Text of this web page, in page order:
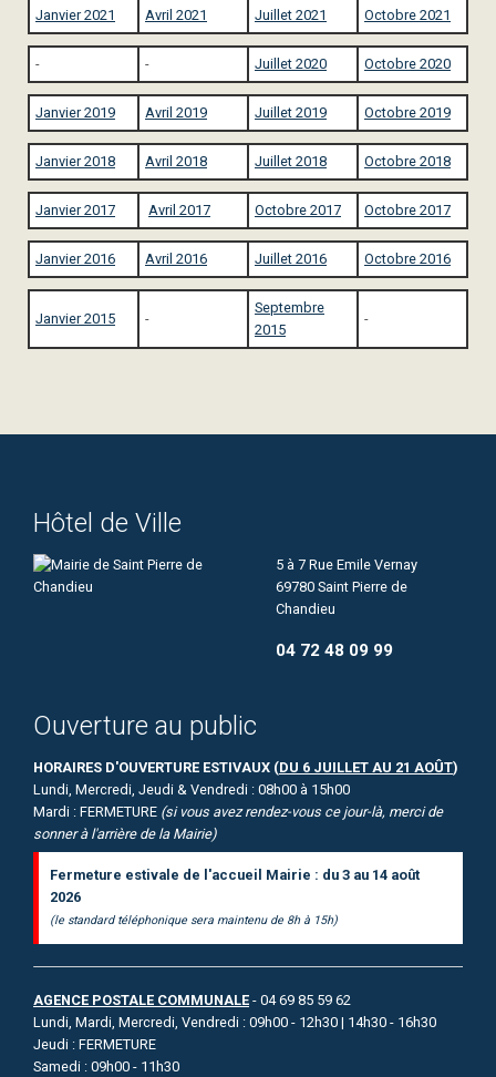
Janvier 2021 Avril 2021 Juillet 2021 Octobre 2021
- - Juillet 2020 Octobre 2020
Janvier 2019 Avril 2019 Juillet 2019 Octobre 2019
Janvier 2018 Avril 2018 Juillet 2018 Octobre 2018
Janvier 2017 Avril 2017 Octobre 2017 Octobre 2017
Janvier 2016 Avril 2016 Juillet 2016 Octobre 2016
Janvier 2015 -
Septembre
2015
-
Hôtel de Ville
5 à 7 Rue Emile Vernay
69780 Saint Pierre de
Chandieu
04 72 48 09 99
Ouverture au public
HORAIRES D'OUVERTURE ESTIVAUX (DU 6 JUILLET AU 21 AOÛT)
Lundi, Mercredi, Jeudi & Vendredi : 08h00 à 15h00
Mardi : FERMETURE (si vous avez rendez-vous ce jour-là, merci de
sonner à l'arrière de la Mairie)
Fermeture estivale de l'accueil Mairie : du 3 au 14 août
2026
(le standard téléphonique sera maintenu de 8h à 15h)
AGENCE POSTALE COMMUNALE - 04 69 85 59 62
Lundi, Mardi, Mercredi, Vendredi : 09h00 - 12h30 | 14h30 - 16h30
Jeudi : FERMETURE
Samedi : 09h00 - 11h30